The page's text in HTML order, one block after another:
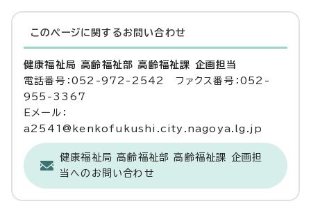
このページに関する お問い合わせ
健康福祉局 高齢福祉部 高齢福祉課 企画担当
電話番号：052-972-2542 ファクス番号：052-
955-3367
Eメール：
a2541@kenkofukushi.city.nagoya.lg.jp
健康福祉局 高齢福祉部 高齢福祉課 企画担
当へのお問い合わせ